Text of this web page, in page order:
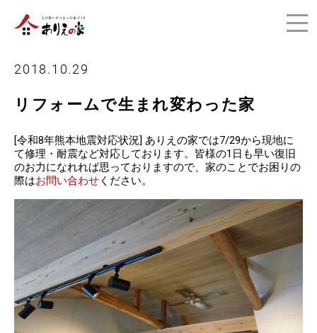
2018.10.29
リフォームで生まれ変わった家
[令和8年熊本地震対応状況] ありえの家では7/29から現地に
て修理・耐震など対応しております。皆様の1日も早い復旧
のお力になれれば思っておりますので、家のことでお困りの
際はお問い合わせ ください。